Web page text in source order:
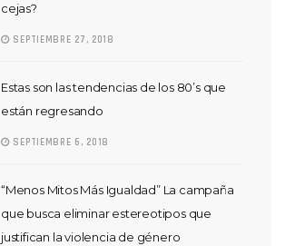
cejas?
SEPTIEMBRE 27, 2018
Estas son las tendencias de los 80’s que
están regresando
SEPTIEMBRE 6, 2018
“Menos Mitos Más Igualdad” La campaña
que busca eliminar estereotipos que
justifican la violencia de género